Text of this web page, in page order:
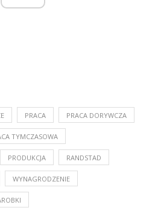
PRACA PRACA DORYWCZA
TYMCZASOWA
PRODUKCJA RANDSTAD
WYNAGRODZENIE